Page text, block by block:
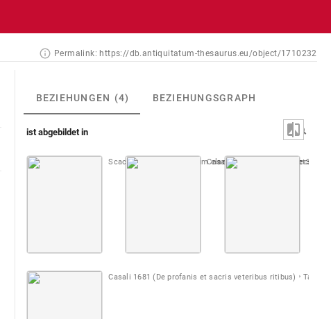
Permalink: https://db.antiquitatum-thesaurus.eu/object/1710232
BEZIEHUNGEN (4) BEZIEHUNGSGRAPH
ist abgebildet in
Scacchi 1625-37 (Sacrorum elaeochrismaton myrothecium)
Casali 1644 (De profanis etSpon,
Casali 1681 (De profanis et sacris veteribus ritibus) Taf.